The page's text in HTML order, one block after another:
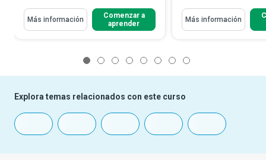
Más información
Comenzar a
aprender
Más información
Explora temas relacionados con este curso